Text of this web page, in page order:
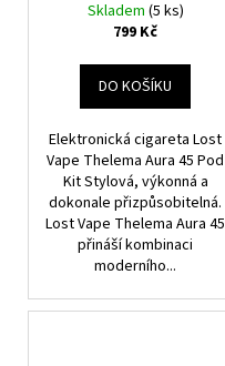
Skladem (5 ks)
799 Kč
DO KOŠÍKU
Elektronická cigareta Lost
Vape Thelema Aura 45 Pod
Kit Stylová, výkonná a
dokonale přizpůsobitelná.
Lost Vape Thelema Aura 45
přináší kombinaci
moderního...